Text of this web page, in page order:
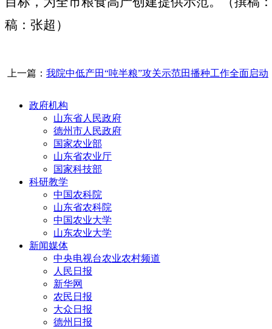
稿：张超）
上一篇： 我院中低产田“吨半粮”攻关示范田播种工作全面启动
政府机构
山东省人民政府
德州市人民政府
国家农业部
山东省农业厅
国家科技部
科研教学
中国农科院
山东省农科院
中国农业大学
山东农业大学
新闻媒体
中央电视台农业农村频道
人民日报
新华网
农民日报
大众日报
德州日报